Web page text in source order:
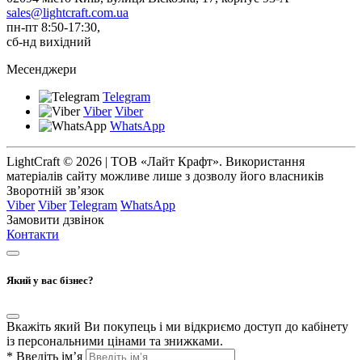
sales@lightcraft.com.ua
пн-пт 8:50-17:30,
сб-нд вихідний
Месенджери
Telegram
Viber Viber
WhatsApp
LightCraft © 2026 | ТОВ «Лайт Крафт». Використання
матеріалів сайту можливе лише з дозволу його власників
Зворотній зв’язок
Viber Viber Telegram WhatsApp
Замовити дзвінок
Контакти
Який у вас бізнес?
Вкажіть який Ви покупець і ми відкриємо доступ до кабінету
із персональними цінами та знижками.
* Введіть ім’я